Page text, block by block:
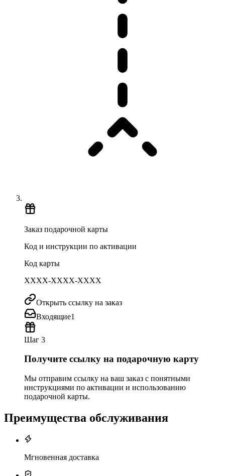
Заказ подарочной карты
Код и инструкции по активации
Код карты
XXXX-XXXX-XXXX
Открыть ссылку на заказ
Входящие1
Шаг 3
Получите ссылку на подарочную карту
Мы отправим ссылку на ваш заказ с понятными
инструкциями по активации и использованию
подарочной карты.
Преимущества обслуживания
Мгновенная доставка